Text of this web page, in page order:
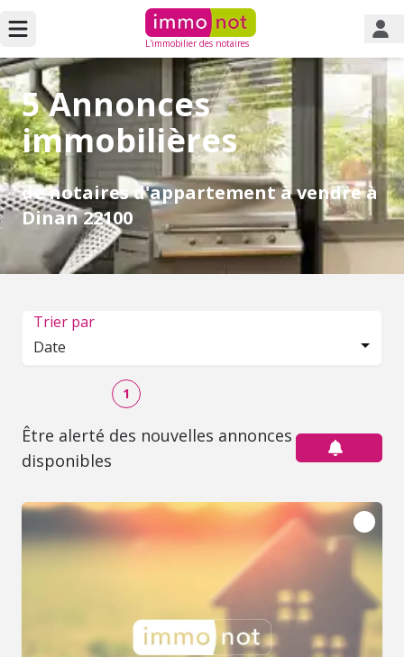
L'immobilier des notaires
5 Annonces
immobilières
de notaires d'appartement à vendre à
Dinan 22100
Trier par
Date
1
Être alerté des nouvelles annonces
disponibles